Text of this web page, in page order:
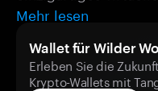
Mehr lesen
Wallet für Wilder
Erleben Sie die
Krypto-Wallets mit